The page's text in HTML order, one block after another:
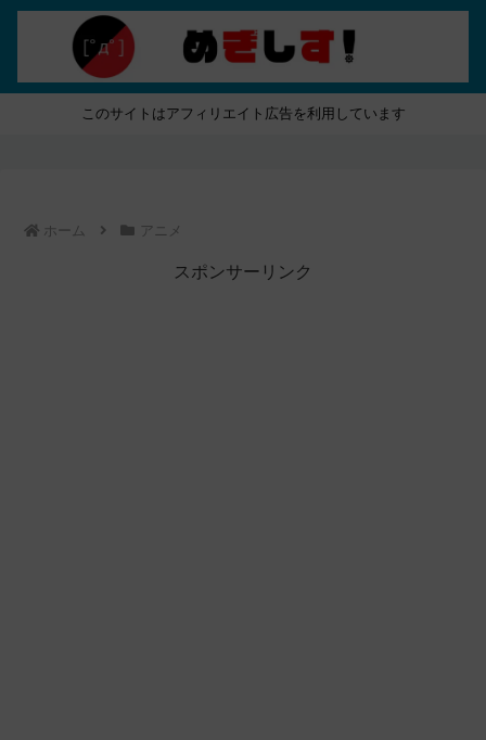
このサイトはアフィリエイト広告を利用しています
ホーム アニメ
スポンサーリンク